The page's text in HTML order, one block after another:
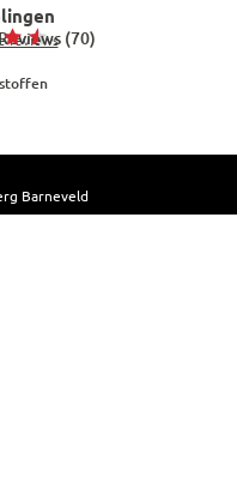
(70)
reviews
Barneveld